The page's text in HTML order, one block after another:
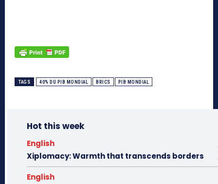
TAGS 40% DU PIB MONDIAL BRICS PIB MONDIAL
Hot this week
English
Xiplomacy: Warmth that transcends borders
English